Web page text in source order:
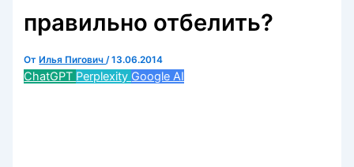
правильно отбелить?
От Илья Пигович/13.06.2014
ChatGPT Perplexity Google AI